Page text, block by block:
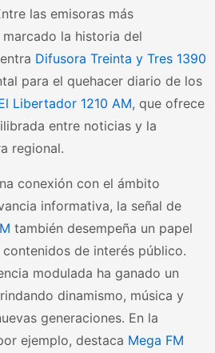
las emisoras más
la historia del
Difusora Treinta y Tres 1390
para el quehacer diario de los
Libertador 1210 AM, que ofrece
entre noticias y la
regional.
conexión con el ámbito
informativa, la señal de
también desempeña un papel
de interés público.
modulada ha ganado un
dinamismo, música y
generaciones. En la
ejemplo, destaca Mega FM